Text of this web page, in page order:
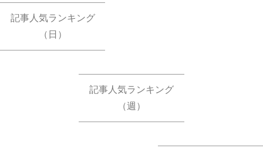
記事人気ランキング
（日）
記事人気ランキング
（週）